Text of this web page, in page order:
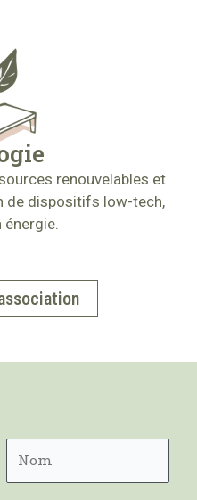
renouvelables et
de dispositifs low-tech,
énergie.